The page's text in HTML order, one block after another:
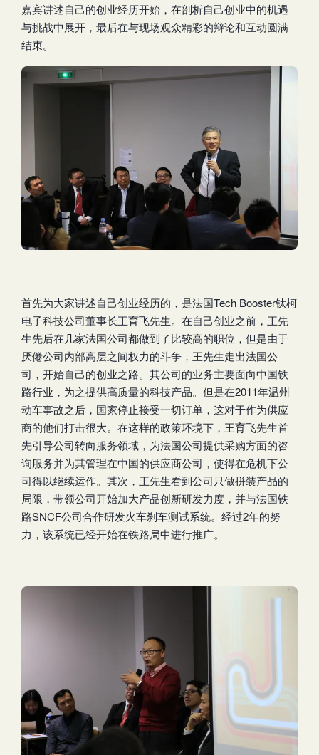
嘉宾讲述自己的创业经历开始，在剖析自己创业中的机遇
与挑战中展开，最后在与现场观众精彩的辩论和互动圆满
结束。
首先为大家讲述自己创业经历的，是法国Tech Booster钛柯
电子科技公司董事长王育飞先生。在自己创业之前，王先
生先后在几家法国公司都做到了比较高的职位，但是由于
厌倦公司内部高层之间权力的斗争，王先生走出法国公
司，开始自己的创业之路。其公司的业务主要面向中国铁
路行业，为之提供高质量的科技产品。但是在2011年温州
动车事故之后，国家停止接受一切订单，这对于作为供应
商的他们打击很大。在这样的政策环境下，王育飞先生首
先引导公司转向服务领域，为法国公司提供采购方面的咨
询服务并为其管理在中国的供应商公司，使得在危机下公
司得以继续运作。其次，王先生看到公司只做拼装产品的
局限，带领公司开始加大产品创新研发力度，并与法国铁
路SNCF公司合作研发火车刹车测试系统。经过2年的努
力，该系统已经开始在铁路局中进行推广。